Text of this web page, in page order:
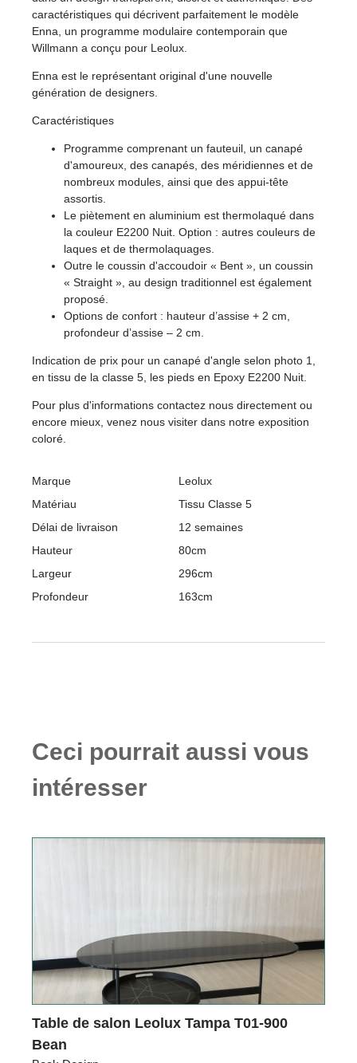
caractéristiques qui décrivent parfaitement le modèle
Enna, un programme modulaire contemporain que
Willmann a conçu pour Leolux.
Enna est le représentant original d'une nouvelle
génération de designers.
Caractéristiques
Programme comprenant un fauteuil, un canapé
d'amoureux, des canapés, des méridiennes et de
nombreux modules, ainsi que des appui-tête
assortis.
Le piètement en aluminium est thermolaqué dans
la couleur E2200 Nuit. Option : autres couleurs de
laques et de thermolaquages.
Outre le coussin d'accoudoir « Bent », un coussin
« Straight », au design traditionnel est également
proposé.
Options de confort : hauteur d’assise + 2 cm,
profondeur d’assise – 2 cm.
Indication de prix pour un canapé d'angle selon photo 1,
en tissu de la classe 5, les pieds en Epoxy E2200 Nuit.
Pour plus d'informations contactez nous directement ou
encore mieux, venez nous visiter dans notre exposition
coloré.
Marque
Leolux
Matériau
Tissu Classe 5
Délai de livraison
12 semaines
Hauteur
80cm
Largeur
296cm
Profondeur
163cm
Ceci pourrait aussi vous
intéresser
Table de salon Leolux Tampa T01-900
Bean